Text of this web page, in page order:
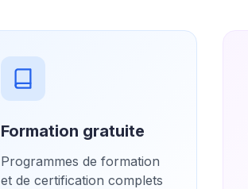
Formation gratuite
Programmes de formation
et de certification complets